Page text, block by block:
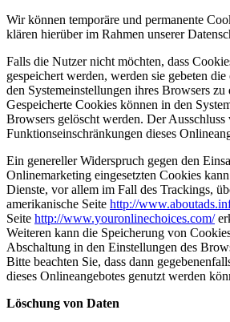
Wir können temporäre und permanente
klären hierüber im Rahmen unserer
Falls die Nutzer nicht möchten, dass
gespeichert werden, werden sie gebeten
den Systemeinstellungen ihres Browsers zu
Gespeicherte Cookies können in den
Browsers gelöscht werden. Der
Funktionseinschränkungen dieses
Ein genereller Widerspruch gegen den
Onlinemarketing eingesetzten Cookies
Dienste, vor allem im Fall des Trackings,
amerikanische Seite http://
Seite http://www.youronlinechoices.com/
Weiteren kann die Speicherung von
Abschaltung in den Einstellungen des
Bitte beachten Sie, dass dann
dieses Onlineangebotes genutzt werden
Löschung von Daten